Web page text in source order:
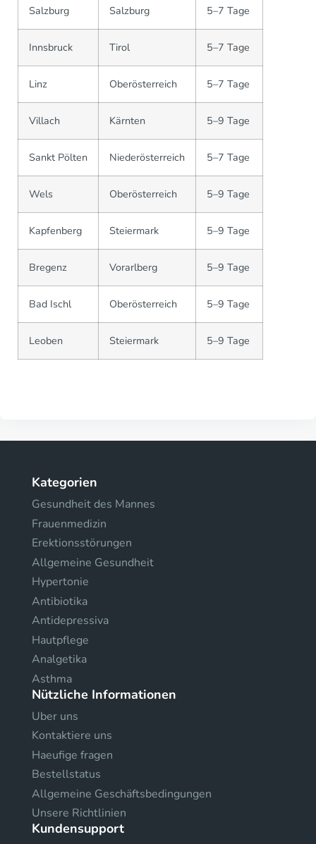
Salzburg Salzburg 5–7 Tage
Innsbruck Tirol 5–7 Tage
Linz Oberösterreich 5–7 Tage
Villach Kärnten 5–9 Tage
Sankt Pölten Niederösterreich 5–7 Tage
Wels Oberösterreich 5–9 Tage
Kapfenberg Steiermark 5–9 Tage
Bregenz Vorarlberg 5–9 Tage
Bad Ischl Oberösterreich 5–9 Tage
Leoben Steiermark 5–9 Tage
Kategorien
Gesundheit des Mannes
Frauenmedizin
Erektionsstörungen
Allgemeine Gesundheit
Hypertonie
Antibiotika
Antidepressiva
Hautpflege
Analgetika
Asthma
Nützliche Informationen
Uber uns
Kontaktiere uns
Haeufige fragen
Bestellstatus
Allgemeine Geschäftsbedingungen
Unsere Richtlinien
Kundensupport